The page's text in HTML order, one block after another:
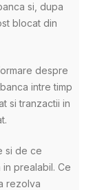
si, dupa
blocat din
despre
intre timp
si tranzactii in
si de ce
prealabil. Ce
rezolva